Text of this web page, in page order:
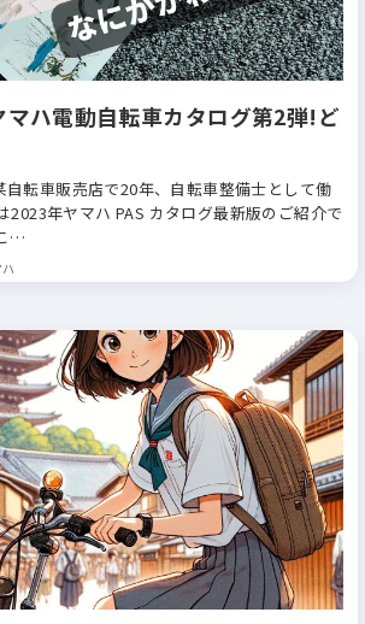
マハ電動自転車カタログ第2弾!ど
自転車販売店で20年、自転車整備士として働
2023年ヤマハ PAS カタログ最新版のご紹介で
…